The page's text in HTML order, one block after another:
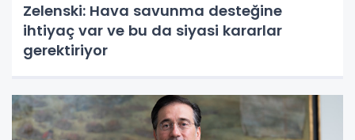
Zelenski: Hava savunma desteğine
ihtiyaç var ve bu da siyasi kararlar
gerektiriyor